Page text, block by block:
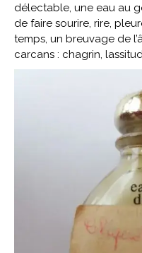
délectable, une eau au
de faire sourire, rire,
temps, un breuvage de
carcans : chagrin,